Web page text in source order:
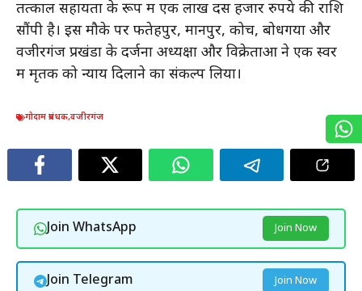
तत्काल सहायता के रूप में एक लाख दस हजार रुपये की राशि
सौंपी है। इस मौके पर फतेहपुर, मानपुर, कोच, बोधगया और
वजीरगंज प्रखंडों के दर्जनों अध्यक्षों और विक्रेताओं ने एक स्वर
में मृतक को न्याय दिलाने का संकल्प लिया।
गोदाम प्रबंधक,वजीरगंज
Join WhatsApp Join Now
Join Telegram Join Now